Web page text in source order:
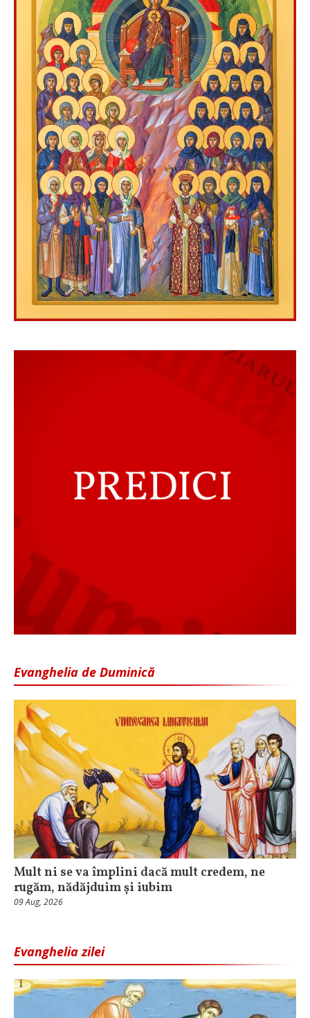
Evanghelia de Duminică
Mult ni se va împlini dacă mult credem, ne
rugăm, nădăjduim și iubim
09 Aug, 2026
Evanghelia zilei